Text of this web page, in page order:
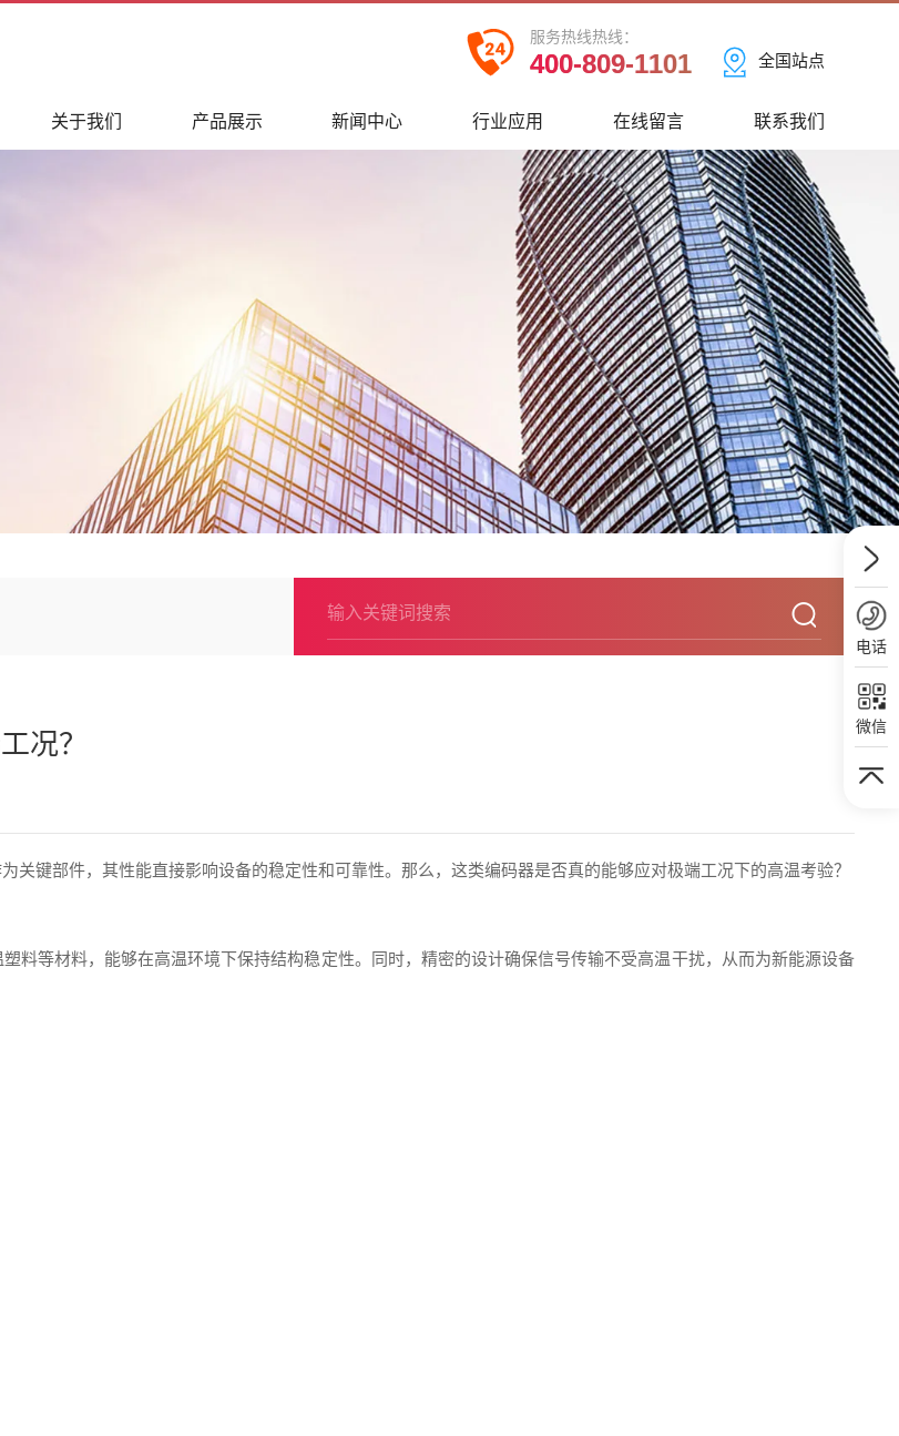
全国站点
服务热线热线：
400-809-1101
关于我们 产品展示 新闻中心 行业应用 在线留言 联系我们
况？
键部件，其性能直接影响设备的稳定性和可靠性。那么，这类编码器是否真的能够应对极端工况下的高温考验？
料等材料，能够在高温环境下保持结构稳定性。同时，精密的设计确保信号传输不受高温干扰，从而为新能源设备
电话
微信